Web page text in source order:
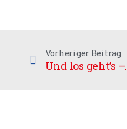
Vorheriger Beitrag
Und los